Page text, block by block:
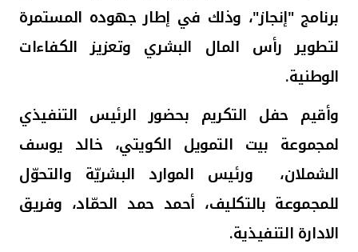
اتصل بنا
مواقع الفروع وأجهزة الصرف الآلي
ماليزيا
تركيا
مصر
برنامج "إنجاز"، وذلك في إطار جهوده المستمرة
لتطوير رأس المال البشري وتعزيز الكفاءات
الوطنية.
وأقيم حفل التكريم بحضور الرئيس التنفيذي
لمجموعة بيت التمويل الكويتي، خالد يوسف
الشملان،
ورئيس الموارد البشريّة والتحوّل
للمجموعة بالتكليف، أحمد حمد الحمّاد، وفريق
الادارة التنفيذية.